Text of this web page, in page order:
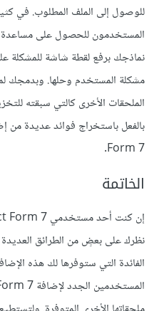
للوصول إلى الملف المطلوب. في
المستخدمون للحصول على مساعدة
نماذجك برفع لقطة شاشة للمشكلة
الملحقات الأخرى كالتي سبقته
Form 7.
الخاتمة
نظرك على بعضٍ من الطرائق
الفائدة التي ستوفرها لك هذه